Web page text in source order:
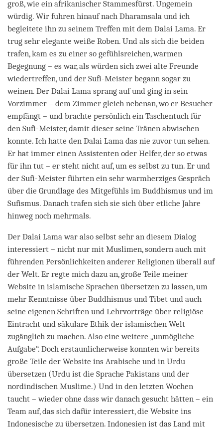
groß, wie ein afrikanischer Stammesfürst. Ungemein
würdig. Wir fuhren hinauf nach Dharamsala und ich
begleitete ihn zu seinem Treffen mit dem Dalai Lama. Er
trug sehr elegante weiße Roben. Und als sich die beiden
trafen, kam es zu einer so gefühlsreichen, warmen
Begegnung – es war, als würden sich zwei alte Freunde
wiedertreffen, und der Sufi-Meister begann sogar zu
weinen. Der Dalai Lama sprang auf und ging in sein
Vorzimmer – dem Zimmer gleich nebenan, wo er Besucher
empfängt – und brachte persönlich ein Taschentuch für
den Sufi-Meister, damit dieser seine Tränen abwischen
konnte. Ich hatte den Dalai Lama das nie zuvor tun sehen.
Er hat immer einen Assistenten oder Helfer, der so etwas
für ihn tut – er steht nicht auf, um es selbst zu tun. Er und
der Sufi-Meister führten ein sehr warmherziges Gespräch
über die Grundlage des Mitgefühls im Buddhismus und im
Sufismus. Danach trafen sich sie sich über etliche Jahre
hinweg noch mehrmals.
Der Dalai Lama war also selbst sehr an diesem Dialog
interessiert – nicht nur mit Muslimen, sondern auch mit
führenden Persönlichkeiten anderer Religionen überall auf
der Welt. Er regte mich dazu an, große Teile meiner
Website in islamische Sprachen übersetzen zu lassen, um
mehr Kenntnisse über Buddhismus und Tibet und auch
seine eigenen Schriften und Lehrvorträge über religiöse
Eintracht und säkulare Ethik der islamischen Welt
zugänglich zu machen. Also eine weitere „unmögliche
Aufgabe“. Doch erstaunlicherweise konnten wir bereits
große Teile der Website ins Arabische und in Urdu
übersetzen (Urdu ist die Sprache Pakistans und der
nordindischen Muslime.) Und in den letzten Wochen
taucht – wieder ohne dass wir danach gesucht hätten – ein
Team auf, das sich dafür interessiert, die Website ins
Indonesische zu übersetzen. Indonesien ist das Land mit